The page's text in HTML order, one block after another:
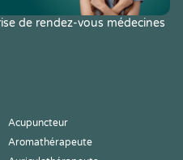
de rendez-vous médecines
Acupuncteur
Aromathérapeute